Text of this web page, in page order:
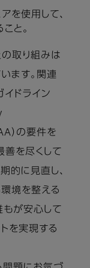
を使用して、
と。
の取り組みは
ます。関連
イドライン
）の要件を
善を尽くして
的に見直し、
境を整える
もが安心して
を実現する